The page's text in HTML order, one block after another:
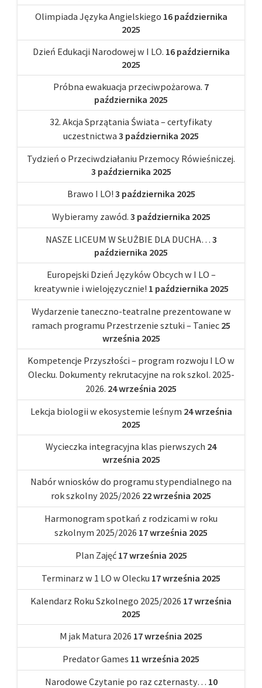
Olimpiada Języka Angielskiego 16 października
2025
Dzień Edukacji Narodowej w I LO. 16 października
2025
Próbna ewakuacja przeciwpożarowa. 7
października 2025
32. Akcja Sprzątania Świata – certyfikaty
uczestnictwa 3 października 2025
Tydzień o Przeciwdziałaniu Przemocy Rówieśniczej.
3 października 2025
Brawo I LO! 3 października 2025
Wybieramy zawód. 3 października 2025
NASZE LICEUM W SŁUŻBIE DLA DUCHA… 3
października 2025
Europejski Dzień Języków Obcych w I LO –
kreatywnie i wielojęzycznie! 1 października 2025
Wydarzenie taneczno-teatralne prezentowane w
ramach programu Przestrzenie sztuki – Taniec 25
września 2025
Kompetencje Przyszłości – program rozwoju I LO w
Olecku. Dokumenty rekrutacyjne na rok szkol. 2025-
2026. 24 września 2025
Lekcja biologii w ekosystemie leśnym 24 września
2025
Wycieczka integracyjna klas pierwszych 24
września 2025
Nabór wniosków do programu stypendialnego na
rok szkolny 2025/2026 22 września 2025
Harmonogram spotkań z rodzicami w roku
szkolnym 2025/2026 17 września 2025
Plan Zajęć 17 września 2025
Terminarz w 1 LO w Olecku 17 września 2025
Kalendarz Roku Szkolnego 2025/2026 17 września
2025
M jak Matura 2026 17 września 2025
Predator Games 11 września 2025
Narodowe Czytanie po raz czternasty… 10